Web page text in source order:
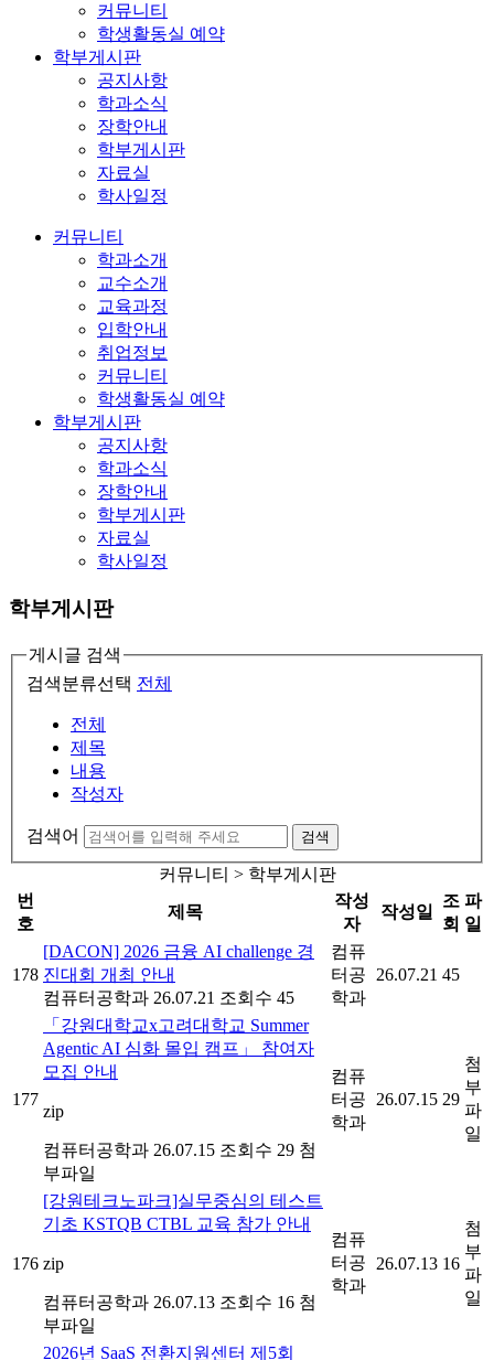
커뮤니티
학생활동실 예약
학부게시판
공지사항
학과소식
장학안내
학부게시판
자료실
학사일정
커뮤니티
학과소개
교수소개
교육과정
입학안내
취업정보
커뮤니티
학생활동실 예약
학부게시판
공지사항
학과소식
장학안내
학부게시판
자료실
학사일정
학부게시판
게시글 검색
검색분류선택 전체
전체
제목
내용
작성자
검색어 검색
커뮤니티 > 학부게시판
번
호
제목
작성
자
작성일
조
회
파
일
178
[DACON] 2026 금융 AI challenge 경
진대회 개최 안내
컴퓨터공학과 26.07.21 조회수 45
컴퓨
터공
학과
26.07.21 45
177
「강원대학교x고려대학교 Summer
Agentic AI 심화 몰입 캠프」 참여자
모집 안내
zip
컴퓨터공학과 26.07.15 조회수 29 첨
부파일
컴퓨
터공
학과
26.07.15 29
첨
부
파
일
176
[강원테크노파크]실무중심의 테스트
기초 KSTQB CTBL 교육 참가 안내
zip
컴퓨터공학과 26.07.13 조회수 16 첨
부파일
컴퓨
터공
학과
26.07.13 16
첨
부
파
일
2026년 SaaS 전환지원센터 제5회